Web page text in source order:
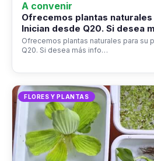
A convenir
Ofrecemos plantas
Inician desde Q20. Si desea
Ofrecemos plantas naturales para su
Q20. Si desea más info…
FLORES Y PLANTAS